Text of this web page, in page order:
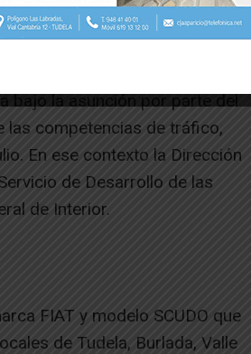
bajo la asunción por parte del
las competencias de tráfico,
En ese contexto la Dirección
de Desarrollo de las
de Interior.
FIAT y modelo SCUDO que
de Tudela, Burlada, Valle